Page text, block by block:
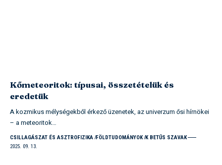
Kőmeteoritok: típusai, összetételük és
eredetük
A kozmikus mélységekből érkező üzenetek, az univerzum ősi hírnökei
– a meteoritok…
CSILLAGÁSZAT ÉS ASZTROFIZIKA FÖLDTUDOMÁNYOK K BETŰS SZAVAK
2025. 09. 13.